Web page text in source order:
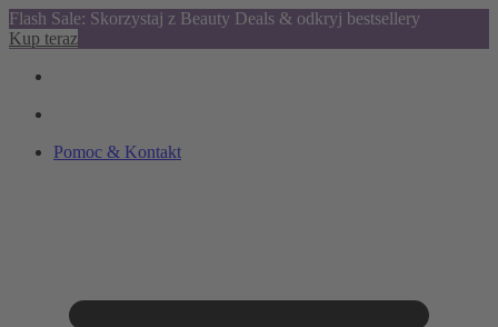
Flash Sale: Skorzystaj z Beauty Deals & odkryj bestsellery
Kup teraz
Pomoc & Kontakt